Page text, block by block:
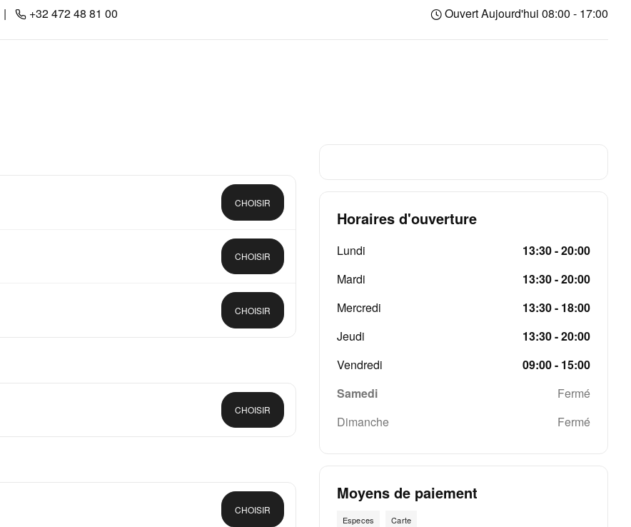
| +32 472 48 81 00 Ouvert Aujourd'hui 08:00 - 17:00
CHOISIR
CHOISIR
CHOISIR
CHOISIR
CHOISIR
Horaires d'ouverture
Lundi
13:30 - 20:00
Mardi
13:30 - 20:00
Mercredi
13:30 - 18:00
Jeudi
13:30 - 20:00
Vendredi
09:00 - 15:00
Samedi
Fermé
Dimanche
Fermé
Moyens de paiement
Especes Carte